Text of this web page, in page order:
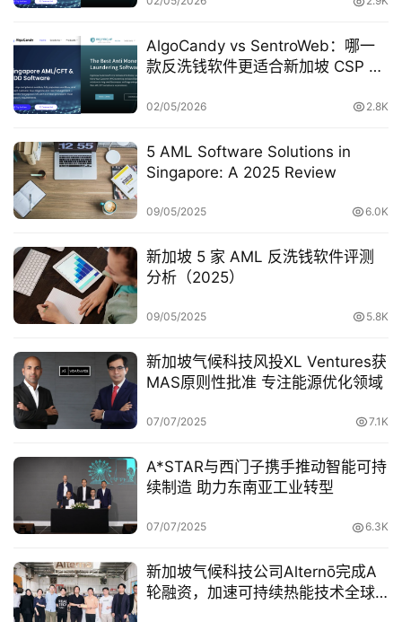
首
页
创
业
政
新
新
加
坡
创
联
登录
AlgoCandy vs SentroWeb：哪一
款反洗钱软件更适合新加坡 CSP 使
02/05/2026 2.8K
5 AML Software Solutions in
Singapore: A 2025 Review
09/05/2025 6.0K
新加坡 5 家 AML 反洗钱软件评测
分析（2025）
09/05/2025 5.8K
新加坡气候科技风投XL Ventures获
MAS原则性批准 专注能源优化领域
07/07/2025 7.1K
A*STAR与西门子携手推动智能可持
续制造 助力东南亚工业转型
07/07/2025 6.3K
新加坡气候科技公司Alternō完成A
轮融资，加速可持续热能技术全球